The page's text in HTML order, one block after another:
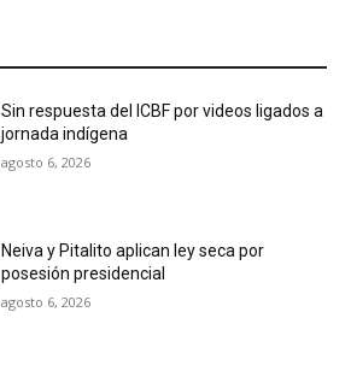
Sin respuesta del ICBF por videos ligados a
jornada indígena
agosto 6, 2026
Neiva y Pitalito aplican ley seca por
posesión presidencial
agosto 6, 2026